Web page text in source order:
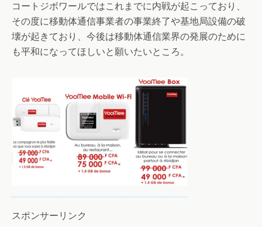
コートジボワールではこれまでに内戦が起こっており、
その度に移動体通信事業者の事業終了や基地局設備の破
壊が起きており、今後は移動体通信業界の発展のために
も平和になってほしいと願いたいところ。
スポンサーリンク